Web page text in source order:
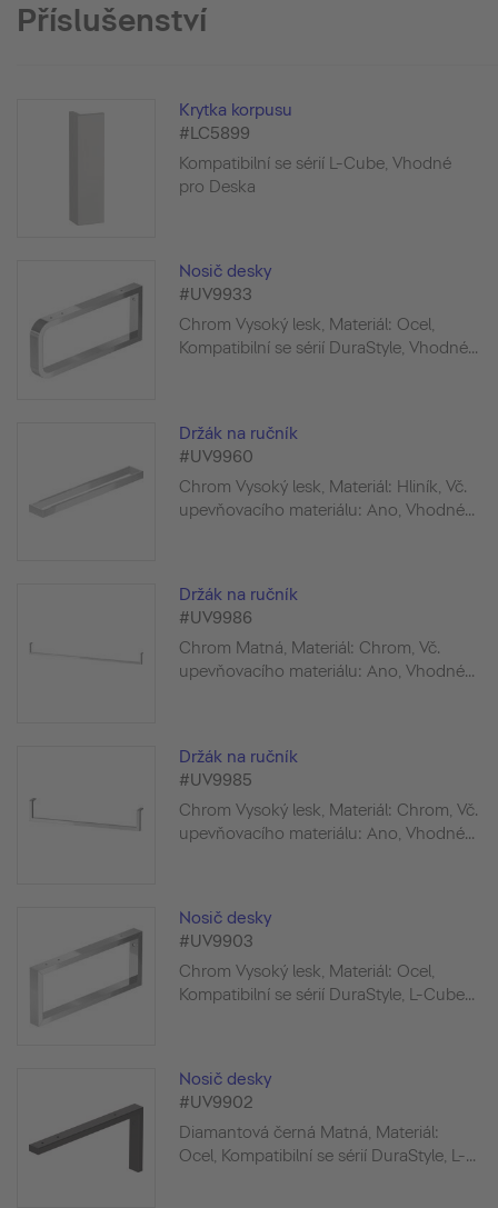
Příslušenství
Krytka korpusu
#LC5899
Kompatibilní se sérií L-Cube, Vhodné
pro Deska
Nosič desky
#UV9933
Chrom Vysoký lesk, Materiál: Ocel,
Kompatibilní se sérií DuraStyle, Vhodné...
Držák na ručník
#UV9960
Chrom Vysoký lesk, Materiál: Hliník, Vč.
upevňovacího materiálu: Ano, Vhodné...
Držák na ručník
#UV9986
Chrom Matná, Materiál: Chrom, Vč.
upevňovacího materiálu: Ano, Vhodné...
Držák na ručník
#UV9985
Chrom Vysoký lesk, Materiál: Chrom, Vč.
upevňovacího materiálu: Ano, Vhodné...
Nosič desky
#UV9903
Chrom Vysoký lesk, Materiál: Ocel,
Kompatibilní se sérií DuraStyle, L-Cube...
Nosič desky
#UV9902
Diamantová černá Matná, Materiál:
Ocel, Kompatibilní se sérií DuraStyle, L-...